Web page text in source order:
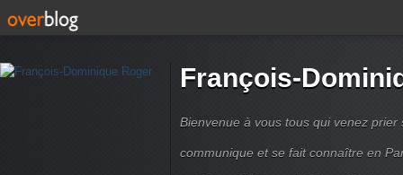
François-
Bienvenue à vous tous qui venez prier
communique et se fait connaître en